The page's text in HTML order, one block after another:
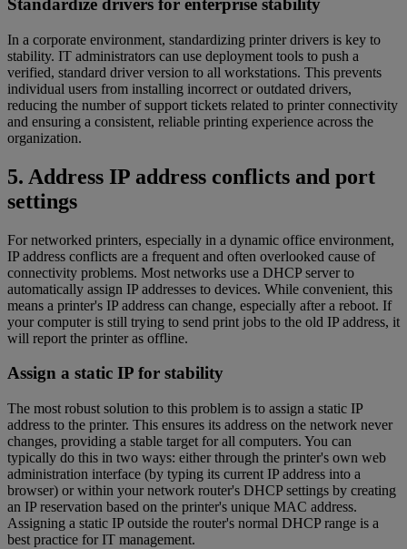
Standardize drivers for enterprise stability
In a corporate environment, standardizing printer drivers is key to
stability. IT administrators can use deployment tools to push a
verified, standard driver version to all workstations. This prevents
individual users from installing incorrect or outdated drivers,
reducing the number of support tickets related to printer connectivity
and ensuring a consistent, reliable printing experience across the
organization.
5. Address IP address conflicts and port
settings
For networked printers, especially in a dynamic office environment,
IP address conflicts are a frequent and often overlooked cause of
connectivity problems. Most networks use a DHCP server to
automatically assign IP addresses to devices. While convenient, this
means a printer's IP address can change, especially after a reboot. If
your computer is still trying to send print jobs to the old IP address, it
will report the printer as offline.
Assign a static IP for stability
The most robust solution to this problem is to assign a static IP
address to the printer. This ensures its address on the network never
changes, providing a stable target for all computers. You can
typically do this in two ways: either through the printer's own web
administration interface (by typing its current IP address into a
browser) or within your network router's DHCP settings by creating
an IP reservation based on the printer's unique MAC address.
Assigning a static IP outside the router's normal DHCP range is a
best practice for IT management.